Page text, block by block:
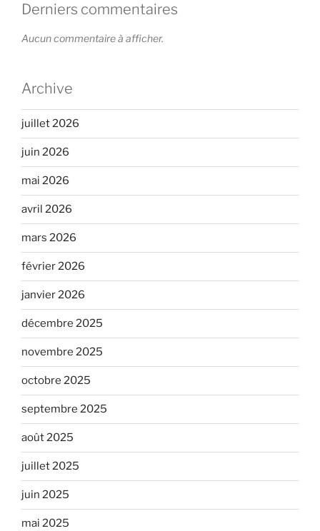
Derniers commentaires
Aucun commentaire à afficher.
Archive
juillet 2026
juin 2026
mai 2026
avril 2026
mars 2026
février 2026
janvier 2026
décembre 2025
novembre 2025
octobre 2025
septembre 2025
août 2025
juillet 2025
juin 2025
mai 2025